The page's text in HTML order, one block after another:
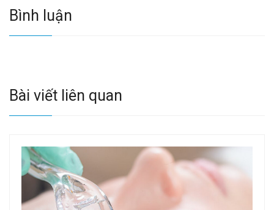
Bình luận
Bài viết liên quan